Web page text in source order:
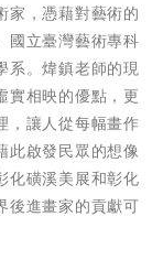
家，憑藉對藝術的
國立臺灣藝術專科
系。煒鎮老師的現
實相映的優點，更
，讓人從每幅畫作
此啟發民眾的想像
化磺溪美展和彰化
後進畫家的貢獻可